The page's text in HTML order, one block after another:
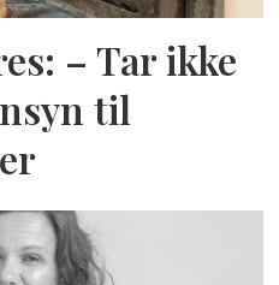
– Tar ikke
til